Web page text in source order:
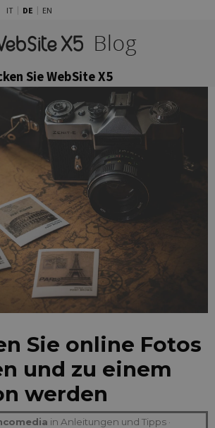
IT DE EN
Menü überspringen
Sie WebSite X5
Sie online Fotos
und zu einem
werden
in Anleitungen und Tipps ·